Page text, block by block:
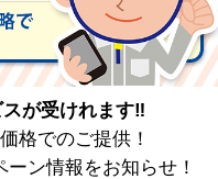
が受けれます‼
格でのご提供！
ン情報をお知らせ！